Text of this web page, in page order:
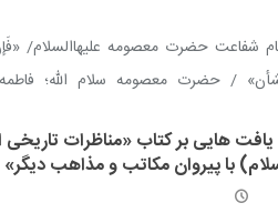
شفاعت حضرت معصومه عليهاالسلام/
/ حضرت معصومه سلام الله؛
سلام الله علیها در ترویج تشیع
سلام الله علیها سرآمد
یافت هایی بر کتاب «مناظرات تاریخی
با پیروان مکاتب و مذاهب دیگر»